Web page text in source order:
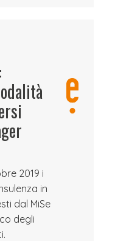
2019 i
in
dal MiSe
degli